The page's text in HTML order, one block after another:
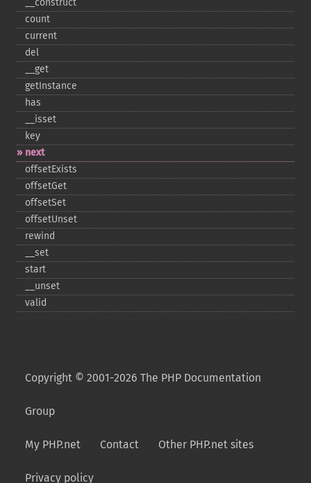
_​_​construct
count
current
del
_​_​get
getInstance
has
_​_​isset
key
next
offsetExists
offsetGet
offsetSet
offsetUnset
rewind
_​_​set
start
_​_​unset
valid
Copyright © 2001-2026 The PHP Documentation
Group
My PHP.net Contact Other PHP.net sites
Privacy policy